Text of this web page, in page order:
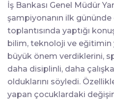
İş Bankası Genel Müdür
şampiyonanın ilk gününde
toplantısında yaptığı
bilim, teknoloji ve eğitimin
büyük önem verdiklerini,
daha disiplinli, daha
olduklarını söyledi.
yapan çocuklardaki